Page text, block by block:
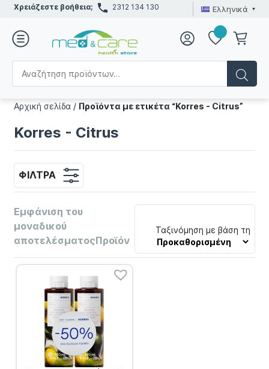
Χρειάζεστε βοήθεια; 2312 134 130 Ελληνικά
Αρχική σελίδα / Προϊόντα με ετικέτα “Korres - Citrus”
Korres - Citrus
ΦΊΛΤΡΑ
Εμφάνιση του
μοναδικού
αποτελέσματοςΠροϊόν
Ταξινόμηση με βάση τη